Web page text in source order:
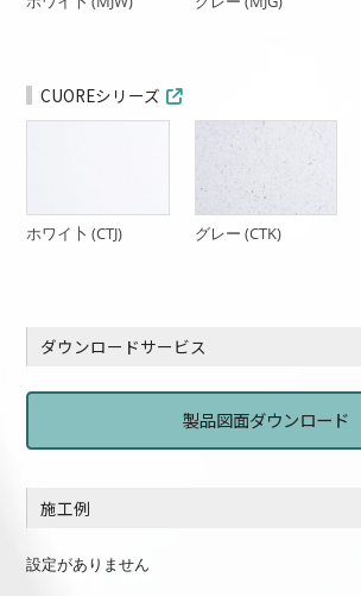
CUOREシリーズ
ホワイ卜 (CTJ) グレー (CTK)
ダウンロードサービス
製品図面ダウンロード
施工例
設定がありません